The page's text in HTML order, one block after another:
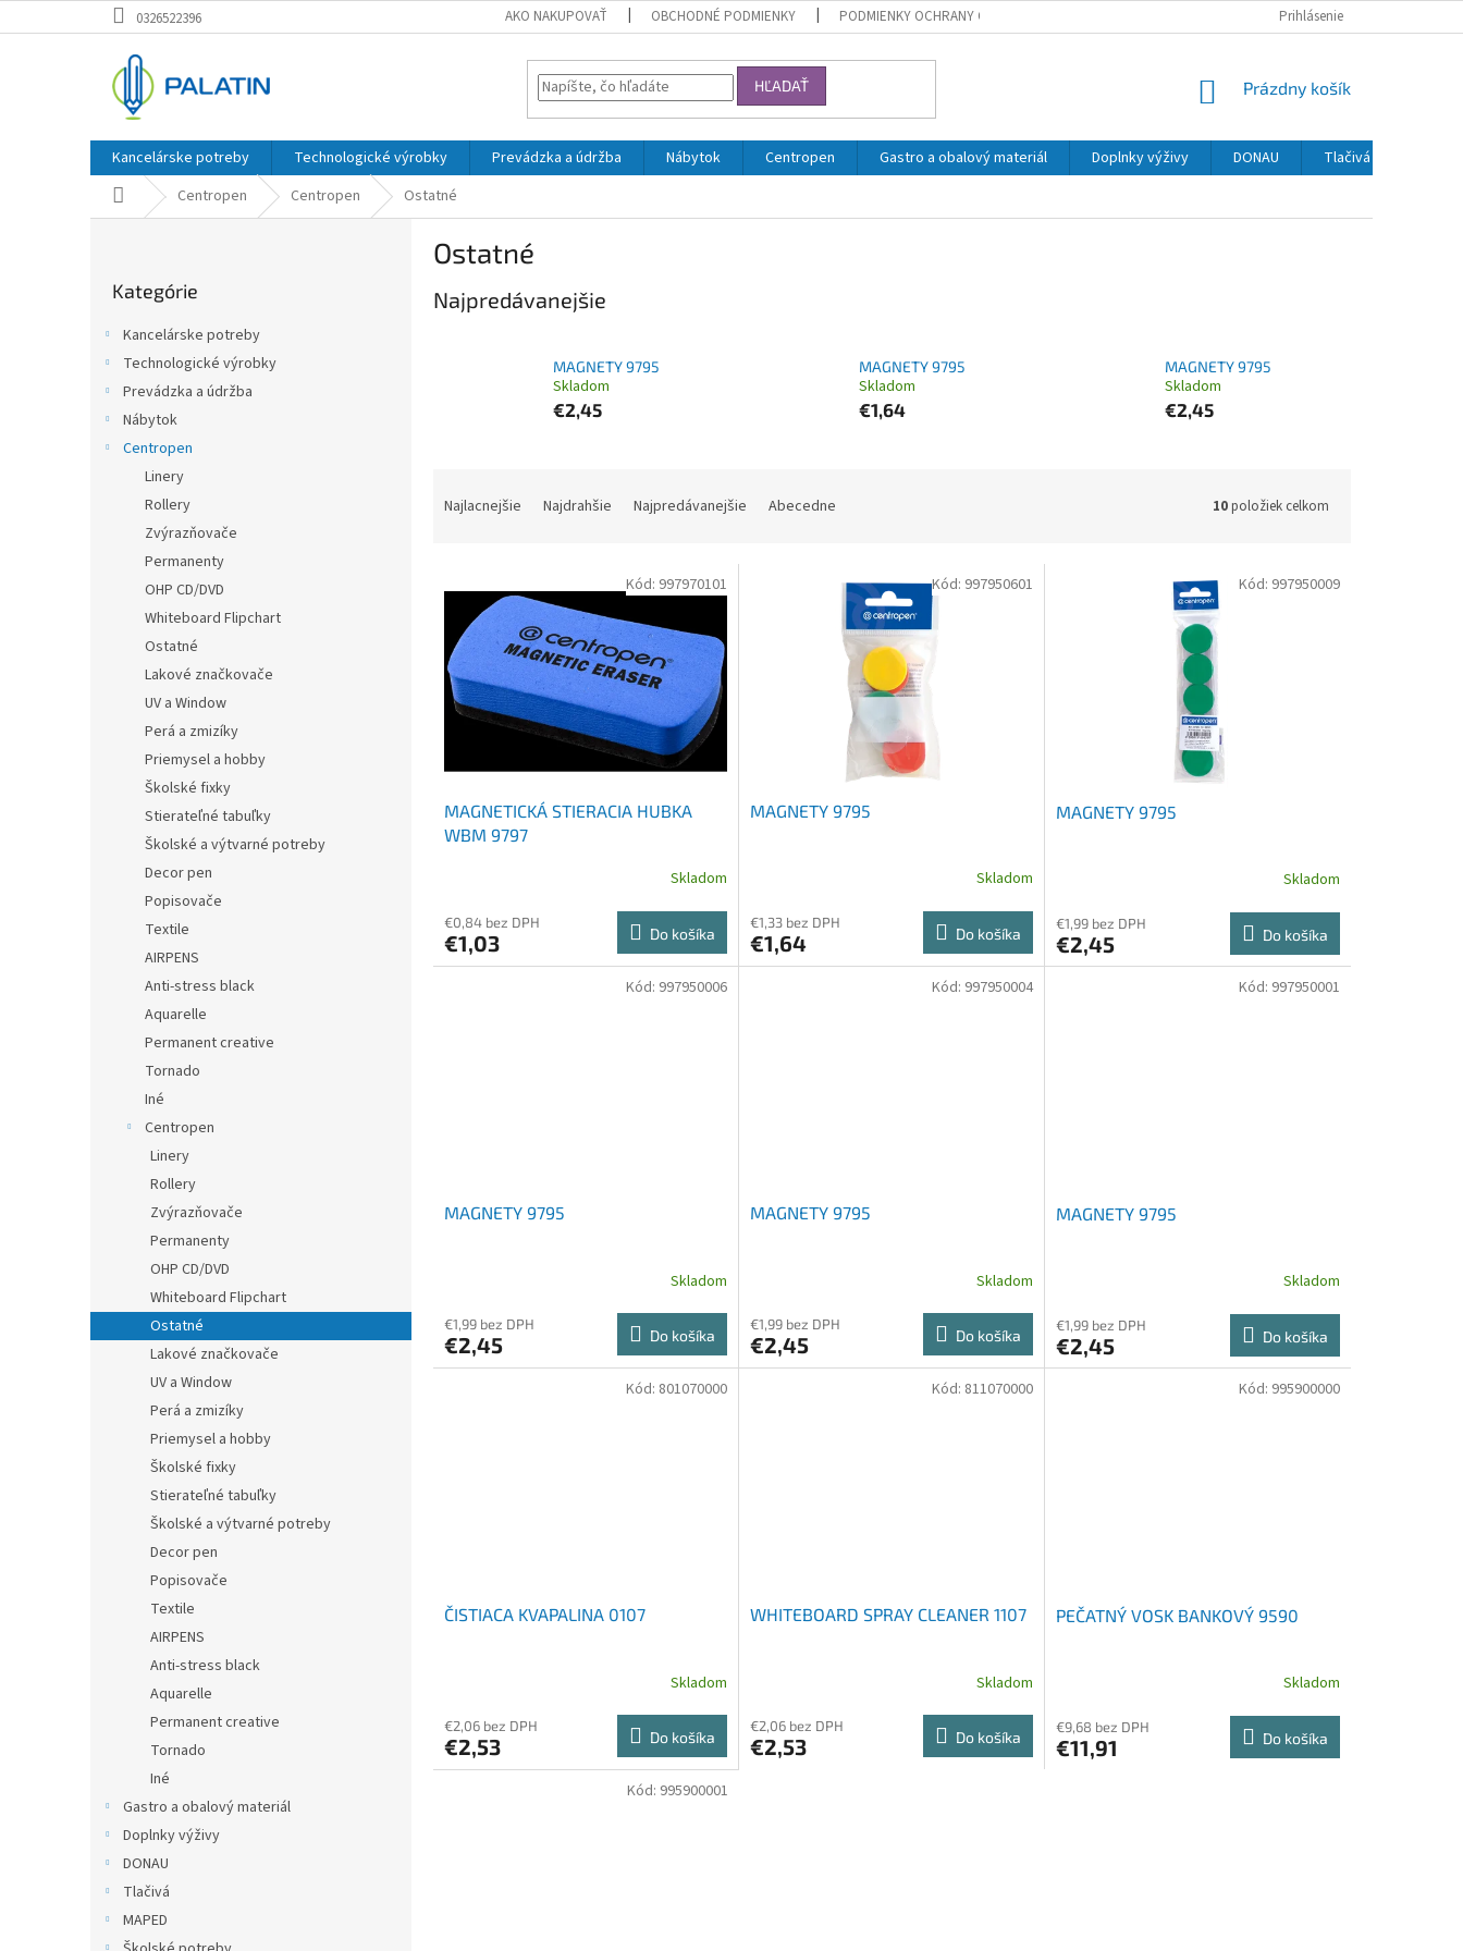
na
0326522396 AKO NAKUPOVAŤ OBCHODNÉ PODMIENKY PODMIENKY OCHRANY OSOBNÝCH ÚDAJOV Prihlásenie
HĽADAŤ
NÁKUPNÝ
Prázdny košík
Kancelárske potreby Technologické výrobky Prevádzka a údržba Nábytok Centropen Gastro a obalový materiál Doplnky výživy DONAU Tlačivá
Domov Centropen Centropen Ostatné
kategórie
Kategórie
Kancelárske potreby
Technologické výrobky
Prevádzka a údržba
Nábytok
Centropen
Linery
Rollery
Zvýrazňovače
Permanenty
OHP CD/DVD
Whiteboard Flipchart
Ostatné
Lakové značkovače
UV a Window
Perá a zmizíky
Priemysel a hobby
Školské fixky
Stierateľné tabuľky
Školské a výtvarné potreby
Decor pen
Popisovače
Textile
AIRPENS
Anti-stress black
Aquarelle
Permanent creative
Tornado
Iné
Centropen
Linery
Rollery
Zvýrazňovače
Permanenty
OHP CD/DVD
Whiteboard Flipchart
Ostatné
Lakové značkovače
UV a Window
Perá a zmizíky
Priemysel a hobby
Školské fixky
Stierateľné tabuľky
Školské a výtvarné potreby
Decor pen
Popisovače
Textile
AIRPENS
Anti-stress black
Aquarelle
Permanent creative
Tornado
Iné
Gastro a obalový materiál
Doplnky výživy
DONAU
Tlačivá
MAPED
Ostatné
Najpredávanejšie
MAGNETY 9795
Skladom
€2,45
MAGNETY 9795
Skladom
€1,64
MAGNETY 9795
Skladom
€2,45
Najlacnejšie Najdrahšie Najpredávanejšie Abecedne 10položiek celkom
MAGNETICKÁ STIERACIA HUBKA
WBM 9797
Skladom
€0,84 bez DPH
€1,03 Do košíka
Kód: 997970101
MAGNETY 9795
Skladom
€1,33 bez DPH
€1,64 Do košíka
Kód: 997950601
MAGNETY 9795
Skladom
€1,99 bez DPH
€2,45 Do košíka
Kód: 997950009
MAGNETY 9795
Skladom
€1,99 bez DPH
€2,45 Do košíka
Kód: 997950006
MAGNETY 9795
Skladom
€1,99 bez DPH
€2,45 Do košíka
Kód: 997950004
MAGNETY 9795
Skladom
€1,99 bez DPH
€2,45 Do košíka
Kód: 997950001
ČISTIACA KVAPALINA 0107
Skladom
€2,06 bez DPH
€2,53 Do košíka
Kód: 801070000
WHITEBOARD SPRAY CLEANER 1107
Skladom
€2,06 bez DPH
€2,53 Do košíka
Kód: 811070000
PEČATNÝ VOSK BANKOVÝ 9590
Skladom
€9,68 bez DPH
€11,91 Do košíka
Kód: 995900000
Kód: 995900001